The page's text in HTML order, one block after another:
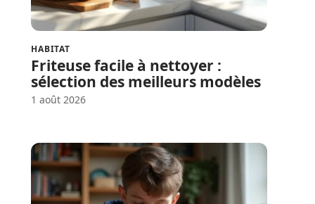
HABITAT
Friteuse facile à nettoyer :
sélection des meilleurs modèles
1 août 2026